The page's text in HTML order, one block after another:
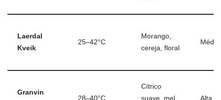
Laerdal
Kveik
25–42°C
Morango,
cereja, floral
Média
Granvin
28–40°C
Cítrico
suave, mel,
Alta